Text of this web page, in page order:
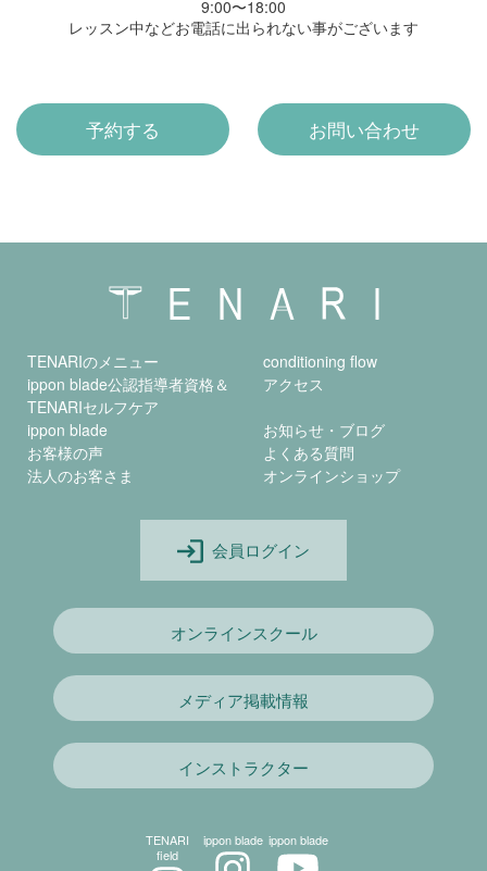
9:00〜18:00
レッスン中などお電話に出られない事がございます
予約する お問い合わせ
TENARIのメニュー
conditioning flow
ippon blade公認指導者資格＆
TENARIセルフケア
アクセス
ippon blade
お知らせ・ブログ
お客様の声
よくある質問
法人のお客さま
オンラインショップ
会員ログイン
TENARI
field
ippon blade ippon blade
オンラインスクール
メディア掲載情報
インストラクター